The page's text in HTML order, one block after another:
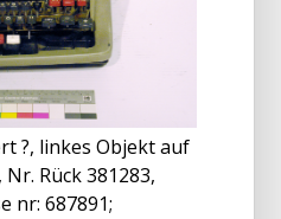
?, linkes Objekt auf
Rück 381283,
nr: 687891;